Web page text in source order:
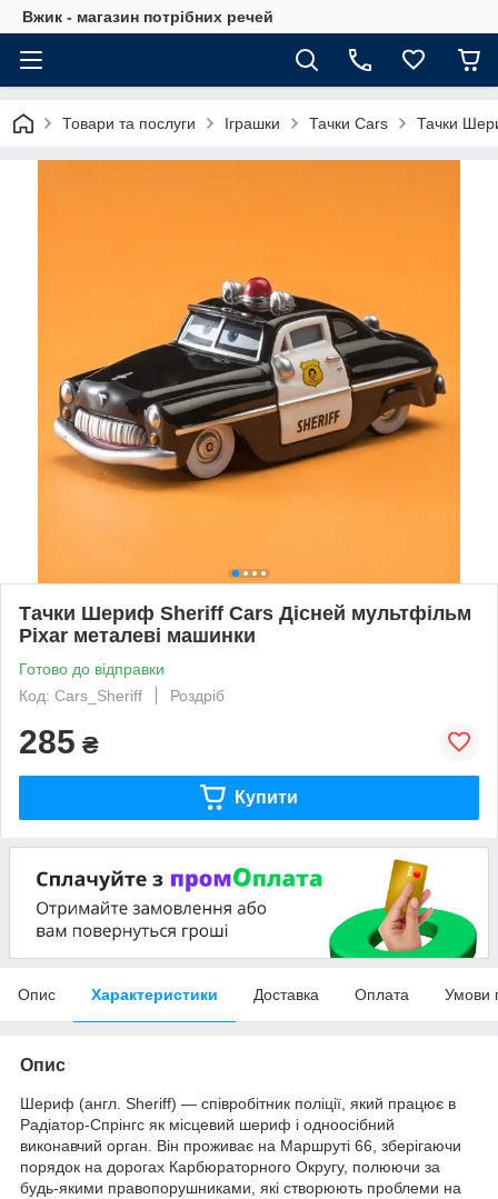
Вжик - магазин потрiбних речей
Товари та послуги Іграшки Тачки Cars Тачки
Тачки Шериф Sheriff Cars Дісней мультфільм
Pixar металеві машинки
Готово до відправки
Код: Cars_Sheriff
Роздріб
285 ₴
Купити
Опис Характеристики Доставка Оплата Умови
Опис
Шериф (англ. Sheriff) — співробітник поліції, який працює в
Радіатор-Спрінгс як місцевий шериф і одноосібний
виконавчий орган. Він проживає на Маршруті 66, зберігаючи
порядок на дорогах Карбюраторного Округу, полюючи за
будь-якими правопорушниками, які створюють проблеми на